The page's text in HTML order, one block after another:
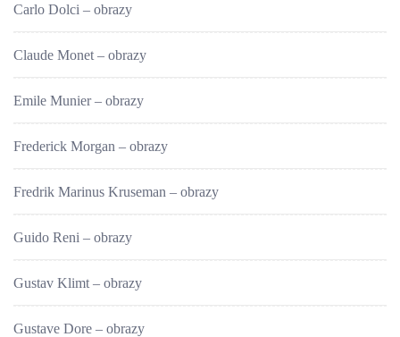
Carlo Dolci – obrazy
Claude Monet – obrazy
Emile Munier – obrazy
Frederick Morgan – obrazy
Fredrik Marinus Kruseman – obrazy
Guido Reni – obrazy
Gustav Klimt – obrazy
Gustave Dore – obrazy